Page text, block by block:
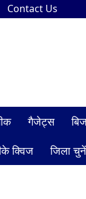
Contact Us
गैजेट्स
क्विज जिला चुनें